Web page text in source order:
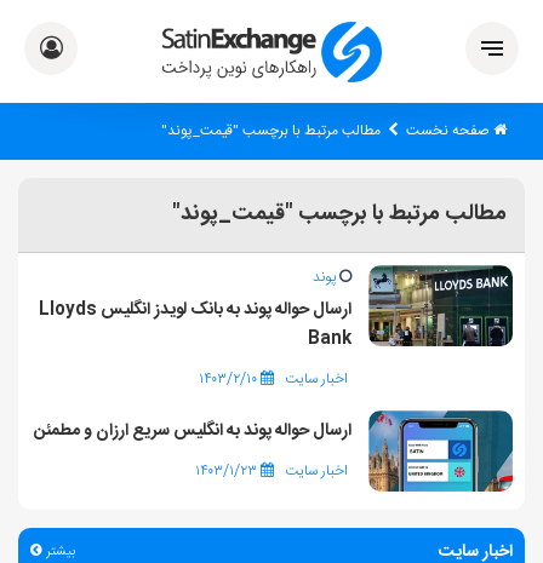
صفحه نخست مطالب مرتبط با برچسب "قیمت_پوند"
مطالب مرتبط با برچسب "قیمت_پوند"
پوند
ارسال حواله پوند به بانک لویدز انگلیس Lloyds
Bank
اخبار سایت ۱۴۰۳/۲/۱۰
ارسال حواله پوند به انگلیس سریع ارزان و مطمئن
اخبار سایت ۱۴۰۳/۱/۲۳
اخبار سایت بیشتر